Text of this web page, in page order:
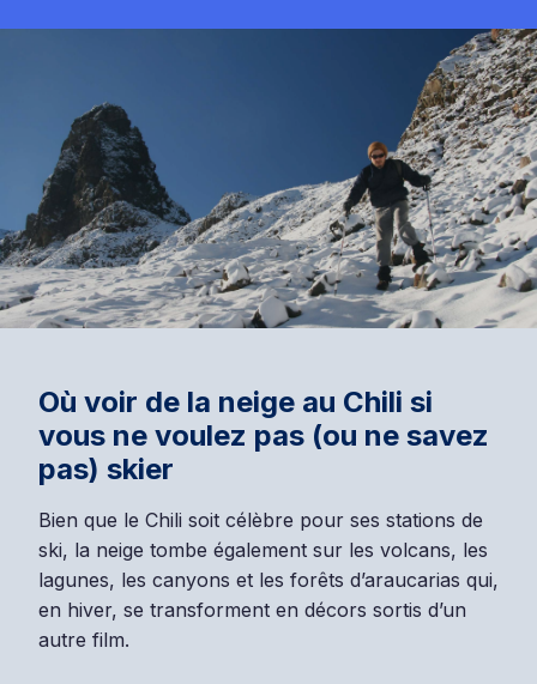
Où voir de la neige au Chili si
vous ne voulez pas (ou ne savez
pas) skier
Bien que le Chili soit célèbre pour ses stations de
ski, la neige tombe également sur les volcans, les
lagunes, les canyons et les forêts d’araucarias qui,
en hiver, se transforment en décors sortis d’un
autre film.